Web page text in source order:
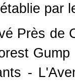
par
Près de
-